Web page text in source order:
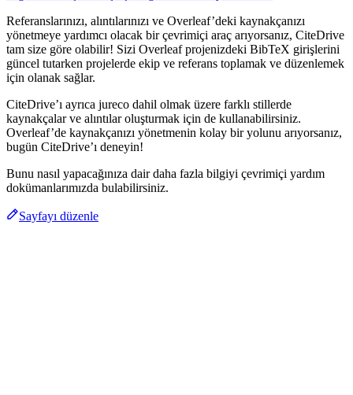
Referanslarınızı, alıntılarınızı ve Overleaf’deki kaynakçanızı
yönetmeye yardımcı olacak bir çevrimiçi araç arıyorsanız, CiteDrive
tam size göre olabilir! Sizi Overleaf projenizdeki BibTeX girişlerini
güncel tutarken projelerde ekip ve referans toplamak ve düzenlemek
için olanak sağlar.
CiteDrive’ı ayrıca jureco dahil olmak üzere farklı stillerde
kaynakçalar ve alıntılar oluşturmak için de kullanabilirsiniz.
Overleaf’de kaynakçanızı yönetmenin kolay bir yolunu arıyorsanız,
bugün CiteDrive’ı deneyin!
Bunu nasıl yapacağınıza dair daha fazla bilgiyi çevrimiçi yardım
dokümanlarımızda bulabilirsiniz.
Sayfayı düzenle